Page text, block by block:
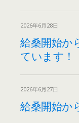
2026年6月28日
給桑開始か
ています！
2026年6月27日
給桑開始か